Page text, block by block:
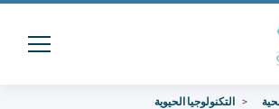
التكنولوجيا الحيوية